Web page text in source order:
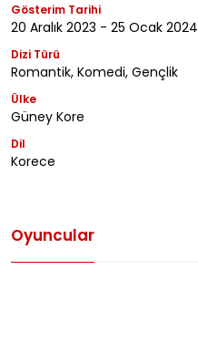
Gösterim Tarihi
20 Aralık 2023 - 25 Ocak 2024
Dizi Türü
Romantik, Komedi, Gençlik
Ülke
Güney Kore
Dil
Korece
Oyuncular